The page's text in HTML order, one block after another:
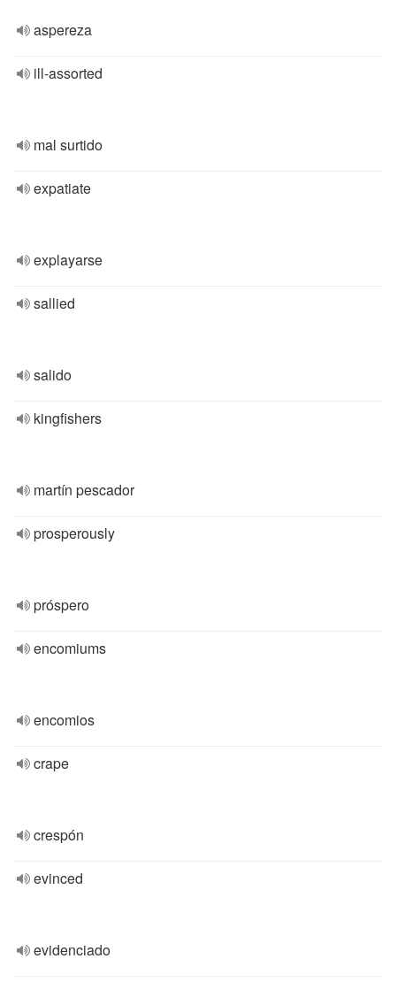
aspereza
ill-assorted
mal surtido
expatiate
explayarse
sallied
salido
kingfishers
martín pescador
prosperously
próspero
encomiums
encomios
crape
crespón
evinced
evidenciado